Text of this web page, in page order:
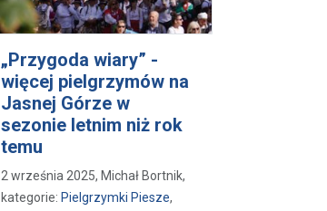
„Przygoda wiary” -
więcej pielgrzymów na
Jasnej Górze w
sezonie letnim niż rok
temu
2 września 2025, Michał Bortnik,
kategorie: Pielgrzymki Piesze,